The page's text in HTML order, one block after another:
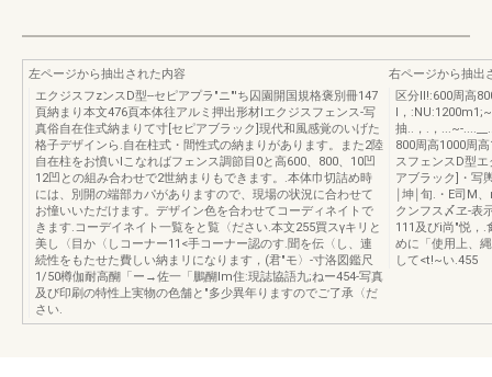
左ページから抽出された内容
エクジスフzンスD型--セピアプラ"ニ"'ち囚園開国規格褒別冊147
頁納まり本文476頁本体往アルミ押出形材Iエクジスフェンス-写
真俗自在住式納まりて寸[セピアブラック]現代和風感覚のいげた
格子デザインら.自在柱式・間性式の納まりがあります。また2陸
自在柱をお憤いlこなればフェンス調節目0と高600、800、10凹
12凹との組み合わせで2世納まりもできます。.本体巾切詰め時
には、別開の端部カパがありますので、現場の状況に合わせて
お憧いいただけます。デザイン色を合わせてコーディネイトで
きます.コーデイネイト一覧をと覧〈ださい.本文255買スγキリと
美し〈目か〈しコーナー11<手コーナー認のす.聞を伝〈し、連
続性をもたせた費しい納まリになります，(君"モ〉-寸洛図鑑尺
1/50樽伽耐高醐「ー→佐一「鵬醐lm住:現誌協語九;ねー454-写真
及び印刷の特性上実物の色舗と"多少異年りますのでご了承〈だ
さい.
右ページから抽出
区分II!:600周高
I，
抽..，.，...~-
800周高1000周
スフェンスD型
アブラック]・写
￨坤￨旬.・E司M
クンフス〆ヱ-表
111及びi尚"悦，.
めに「使用上、
して<t!~い.455